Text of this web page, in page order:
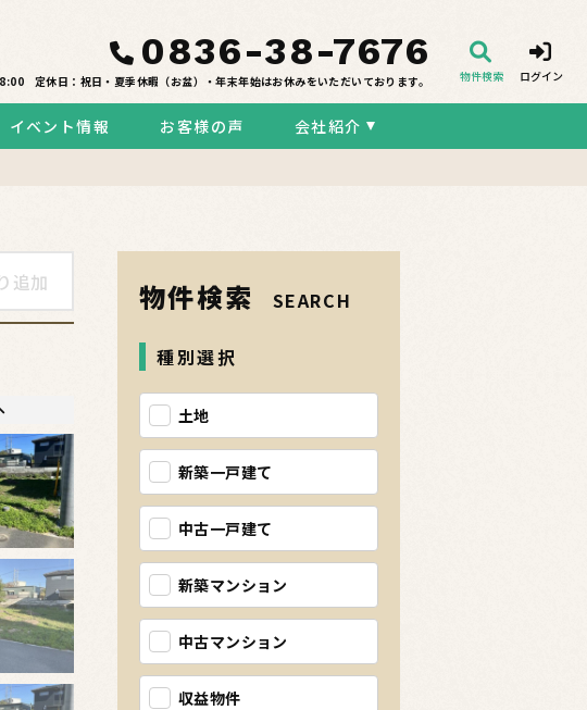
0836-38-7676
定休日：祝日・夏季休暇（お盆）・年末年始はお休みをいただいております。 物件検索 ログイン
イベント情報 お客様の声 会社紹介
追加 物件検索 SEARCH
種別選択
土地
新築一戸建て
中古一戸建て
新築マンション
中古マンション
収益物件